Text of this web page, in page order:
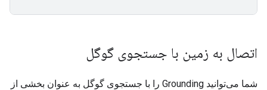
اتصال به زمین با جستجوی گوگل
شما می‌توانید Grounding را با جستجوی گوگل به عنوان بخشی از